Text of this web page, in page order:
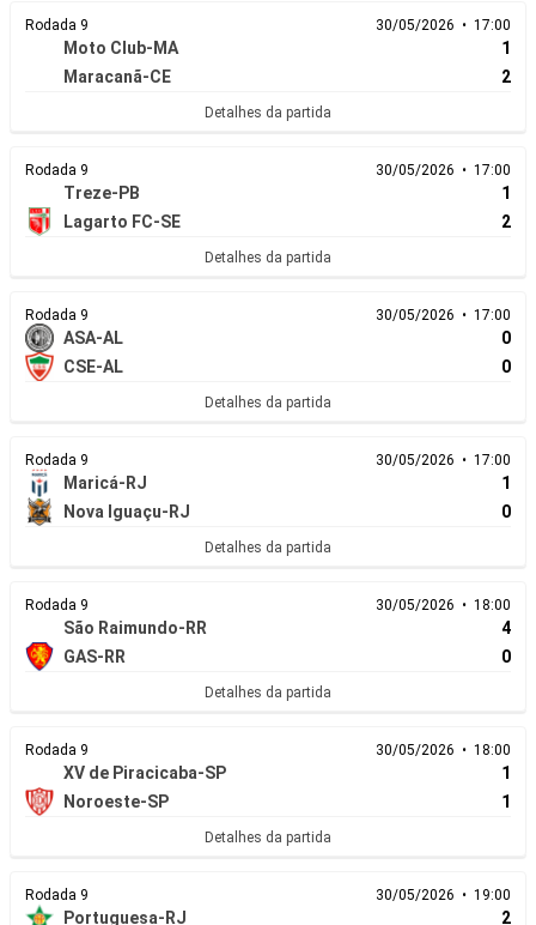
Rodada 9 30/05/2026 • 17:00
Moto Club-MA
1
Maracanã-CE
2
Detalhes da partida
Rodada 9 30/05/2026 • 17:00
Treze-PB
1
Lagarto FC-SE
2
Detalhes da partida
Rodada 9 30/05/2026 • 17:00
ASA-AL
0
CSE-AL
0
Detalhes da partida
Rodada 9 30/05/2026 • 17:00
Maricá-RJ
1
Nova Iguaçu-RJ
0
Detalhes da partida
Rodada 9 30/05/2026 • 18:00
São Raimundo-RR
4
GAS-RR
0
Detalhes da partida
Rodada 9 30/05/2026 • 18:00
XV de Piracicaba-SP
1
Noroeste-SP
1
Detalhes da partida
Rodada 9 30/05/2026 • 19:00
Portuguesa-RJ 2